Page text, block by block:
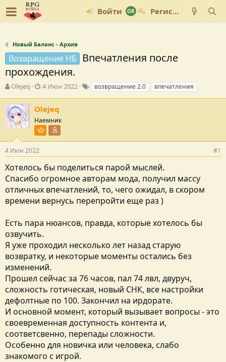
Войти Регистрация
Новый Баланс - Архив
Возвращение НБ
Впечатления после
прохождения.
А
т
о
р
т
е
м
ы
Olejeq
Д
а
с
о
з
а
н
и
4 Июн 2022
Твозвращение 2.0 впечатления
Olejeq
Наемник
Пользователь VIP
4 Июн 2022 #1
Хотелось бы поделиться парой мыслей.
Спасибо огромное авторам мода, получил массу
отличных впечатлений, то, чего ожидал, в скором
времени вернусь перепройти еще раз )
Есть пара нюансов, правда, которые хотелось бы
озвучить.
Я уже проходил несколько лет назад старую
возвратку, и некоторые моменты остались без
изменений.
Прошел сейчас за 76 часов, пал 74 лвл, двуруч,
сложность готическая, новый СНК, все настройки
дефолтные по 100. Закончил на ирдорате.
И основной момент, который вызывает вопросы - это
своевременная доступность контента и,
соответсвенно, перепады сложности.
Особенно для новичка или человека, слабо
знакомого с игрой.